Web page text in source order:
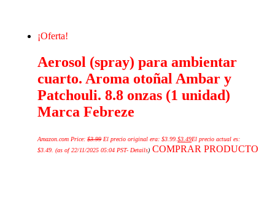
¡Oferta!
Aerosol (spray) para ambientar
cuarto. Aroma otoñal Ambar y
Patchouli. 8.8 onzas (1 unidad)
Marca Febreze
Amazon.com Price:$3.99 El precio original era: $3.99.$3.49El precio actual es:
$3.49. (as of 22/11/2025 05:04 PST- Details) COMPRAR PRODUCTO